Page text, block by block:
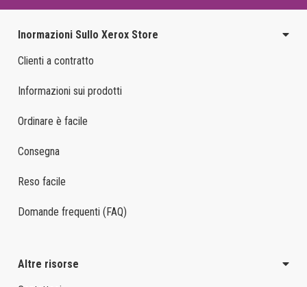
Inormazioni Sullo Xerox Store
Clienti a contratto
Informazioni sui prodotti
Ordinare è facile
Consegna
Reso facile
Domande frequenti (FAQ)
Altre risorse